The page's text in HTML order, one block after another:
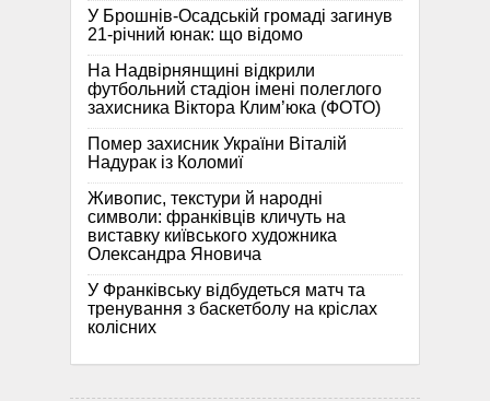
У Брошнів-Осадській громаді загинув
21-річний юнак: що відомо
На Надвірнянщині відкрили
футбольний стадіон імені полеглого
захисника Віктора Клим’юка (ФОТО)
Помер захисник України Віталій
Надурак із Коломиї
Живопис, текстури й народні
символи: франківців кличуть на
виставку київського художника
Олександра Яновича
У Франківську відбудеться матч та
тренування з баскетболу на кріслах
колісних